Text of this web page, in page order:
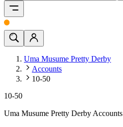
Uma Musume Pretty Derby
Accounts
10-50
10-50
Uma Musume Pretty Derby Accounts